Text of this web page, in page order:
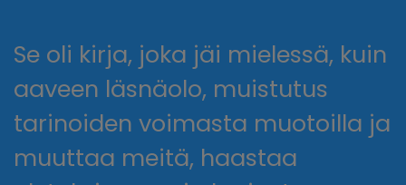
Se oli kirja, joka jäi mielessä, kuin
aaveen läsnäolo, muistutus
tarinoiden voimasta muotoilla ja
muuttaa meitä, haastaa